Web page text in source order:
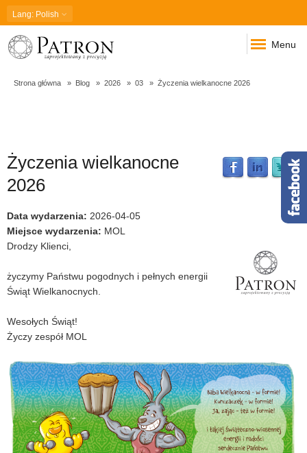
Lang: Polish
Menu
Strona główna Blog 2026 03 Życzenia wielkanocne 2026
Życzenia
wielkanocne
2026
Życzenia wielkanocne
2026
Data wydarzenia: 2026-04-05
Miejsce wydarzenia: MOL
Drodzy Klienci,
życzymy Państwu pogodnych i pełnych energii
Świąt Wielkanocnych.
Wesołych Świąt!
Życzy zespół MOL